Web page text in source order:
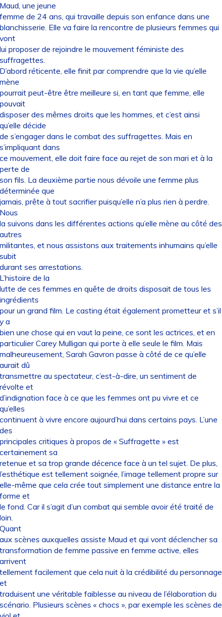
une jeune
de 24 ans, qui travaille depuis son enfance dans une
Elle va faire la rencontre de plusieurs femmes qui
proposer de rejoindre le mouvement féministe des
réticente, elle finit par comprendre que la vie qu’elle
peut-être être meilleure si, en tant que femme, elle
des mêmes droits que les hommes, et c’est ainsi
décide
s’engager dans le combat des suffragettes. Mais en
dans
mouvement, elle doit faire face au rejet de son mari et à la
de
fils. La deuxième partie nous dévoile une femme plus
que
prête à tout sacrifier puisqu’elle n’a plus rien à perdre.
suivons dans les différentes actions qu’elle mène au côté des
et nous assistons aux traitements inhumains qu’elle
ses arrestations.
de la
de ces femmes en quête de droits disposait de tous les
un grand film. Le casting était également prometteur et s’il
a
une chose qui en vaut la peine, ce sont les actrices, et en
Carey Mulligan qui porte à elle seule le film. Mais
Sarah Gavron passe à côté de ce qu’elle
dû
au spectateur, c’est-à-dire, un sentiment de
et
face à ce que les femmes ont pu vivre et ce
à vivre encore aujourd’hui dans certains pays. L’une
critiques à propos de « Suffragette » est
sa
et sa trop grande décence face à un tel sujet. De plus,
est tellement soignée, l’image tellement propre sur
même que cela crée tout simplement une distance entre la
et
fond. Car il s’agit d’un combat qui semble avoir été traité de
scènes auxquelles assiste Maud et qui vont déclencher sa
de femme passive en femme active, elles
facilement que cela nuit à la crédibilité du personnage
une véritable faiblesse au niveau de l’élaboration du
Plusieurs scènes « chocs », par exemple les scènes de